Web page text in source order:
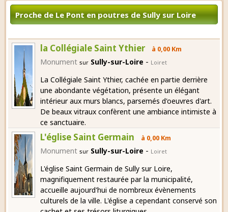
Proche de Le Pont en poutres de Sully sur Loire
la Collégiale Saint Ythier à 0,00 Km
Monument sur Sully-sur-Loire - Loiret
La Collégiale Saint Ythier, cachée en partie derrière
une abondante végétation, présente un élégant
intérieur aux murs blancs, parsemés d'oeuvres d'art.
De beaux vitraux confèrent une ambiance intimiste à
ce sanctuaire.
L'église Saint Germain à 0,00 Km
Monument sur Sully-sur-Loire - Loiret
L'église Saint Germain de Sully sur Loire,
magnifiquement restaurée par la municipalité,
accueille aujourd'hui de nombreux évènements
culturels de la ville. L'église a cependant conservé son